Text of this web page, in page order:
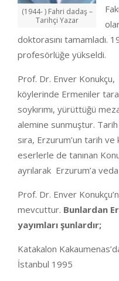
(1944- ) Fahri dadaş –
Tarihçi Yazar
doktorasını tamamladı.
profesörlüğe yükseldi.
Prof. Dr. Enver
köylerinde Ermeniler
soykırımı, yürüttüğü
alemine sunmuştur. Tarih
sıra, Erzurum’un tarih ve
eserlerle de tanınan
ayrılarak Erzurum’a
Prof. Dr. Enver
mevcuttur. Bunlardan
yayımları şunlardır;
Katakalon
İstanbul 1995